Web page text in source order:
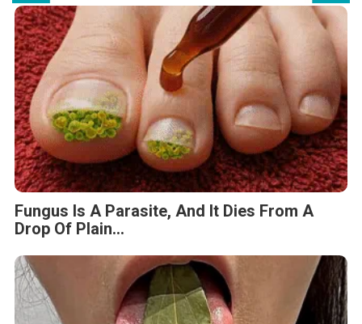
Fungus Is A Parasite, And It Dies From A
Drop Of Plain...